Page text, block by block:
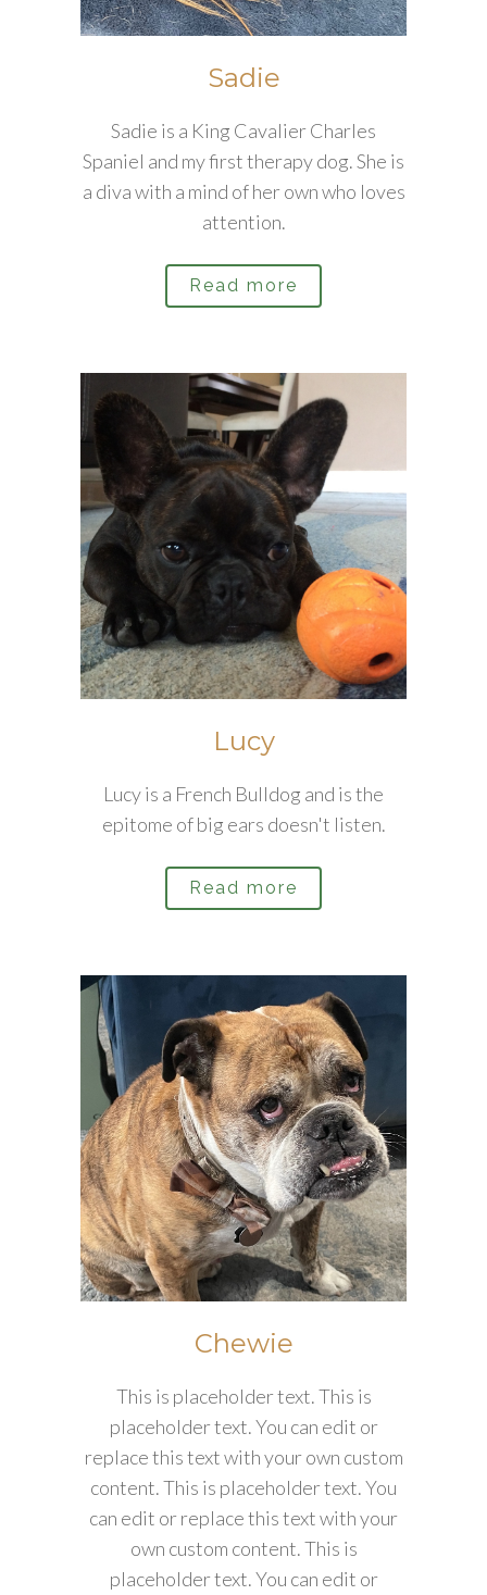
Sadie
Sadie is a King Cavalier Charles
Spaniel and my first therapy dog. She is
a diva with a mind of her own who loves
attention.
Read more
Lucy
Lucy is a French Bulldog and is the
epitome of big ears doesn't listen.
Read more
Chewie
This is placeholder text. This is
placeholder text. You can edit or
replace this text with your own custom
content. This is placeholder text. You
can edit or replace this text with your
own custom content. This is
placeholder text. You can edit or